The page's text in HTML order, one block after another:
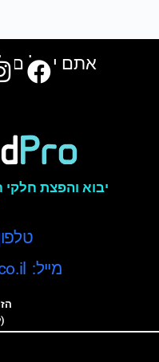
אתם יכולים
יבוא והפצת חלקי
מייל: info@speed-pro.co.il
הזית